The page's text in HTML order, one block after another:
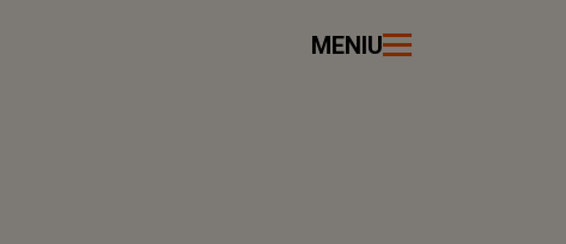
MENIU